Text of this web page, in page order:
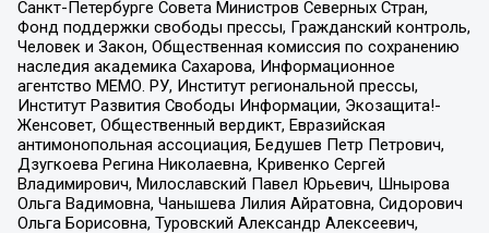
Санкт-Петербурге Совета Министров Северных Стран,
Фонд поддержки свободы прессы, Гражданский контроль,
Человек и Закон, Общественная комиссия по сохранению
наследия академика Сахарова, Информационное
агентство МЕМО. РУ, Институт региональной прессы,
Институт Развития Свободы Информации, Экозащита!-
Женсовет, Общественный вердикт, Евразийская
антимонопольная ассоциация, Бедушев Петр Петрович,
Дзугкоева Регина Николаевна, Кривенко Сергей
Владимирович, Милославский Павел Юрьевич, Шнырова
Ольга Вадимовна, Чанышева Лилия Айратовна, Сидорович
Ольга Борисовна, Туровский Александр Алексеевич,